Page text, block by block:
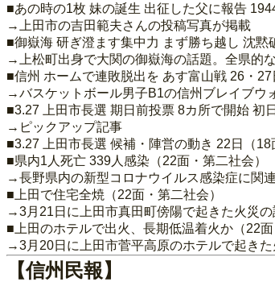
■あの時の1枚 妹の誕生 出征した父に報告
→上田市の吉田範夫さんの投稿写真が掲載
■御嶽海 研ぎ澄ます集中力 まず勝ち越し 沈黙
→上松町出身で大関の御嶽海の話題。全県的
■信州 ホームで連敗脱出を あす富山戦 26・27
→バスケットボール男子B1の信州ブレイブウ
■3.27 上田市長選 期日前投票 8カ所で開始 初
→ピックアップ記事
■3.27 上田市長選 候補・陣営の動き 22日（18
■県内1人死亡 339人感染（22面・第二社会）
→長野県内の新型コロナウイルス感染症に関
■上田で住宅全焼（22面・第二社会）
→3月21日に上田市真田町傍陽で起きた火災
■上田のホテルで出火、長期低温着火か（22面
→3月20日に上田市菅平高原のホテルで起き
【信州民報】